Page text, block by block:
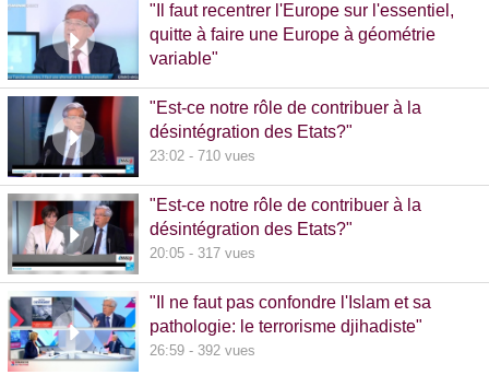
"Il faut recentrer l'Europe sur l'essentiel,
quitte à faire une Europe à géométrie
variable"
"Est-ce notre rôle de contribuer à la
désintégration des Etats?"
23:02 - 710 vues
"Est-ce notre rôle de contribuer à la
désintégration des Etats?"
20:05 - 317 vues
"Il ne faut pas confondre l'Islam et sa
pathologie: le terrorisme djihadiste"
26:59 - 392 vues